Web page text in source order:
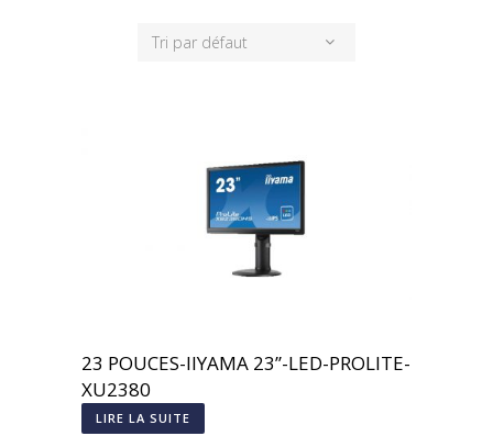
Tri par défaut
23 POUCES-IIYAMA 23’’-LED-PROLITE-
XU2380
LIRE LA SUITE